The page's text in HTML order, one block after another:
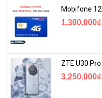
API mở, hỗ trợ tích hợp với
1.300.000₫
3.250.000₫